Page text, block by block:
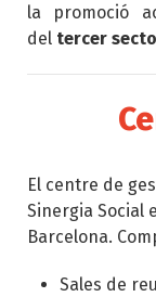
la promoció
del tercer
El centre de
Sinergia Social
Barcelona.
Sales de